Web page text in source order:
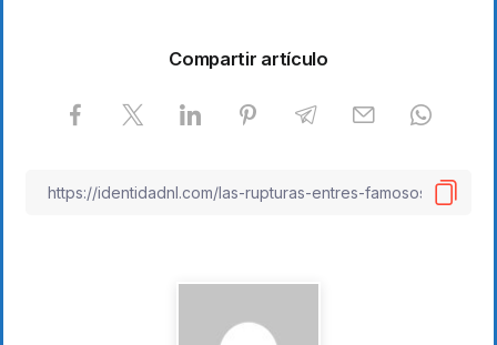
Compartir artículo